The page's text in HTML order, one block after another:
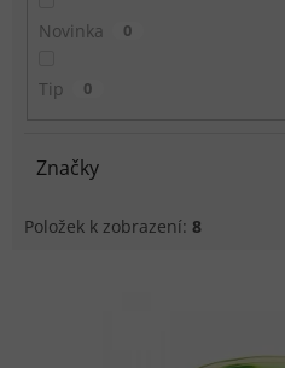
Novinka 0
Tip 0
Značky
Položek k zobrazení: 8